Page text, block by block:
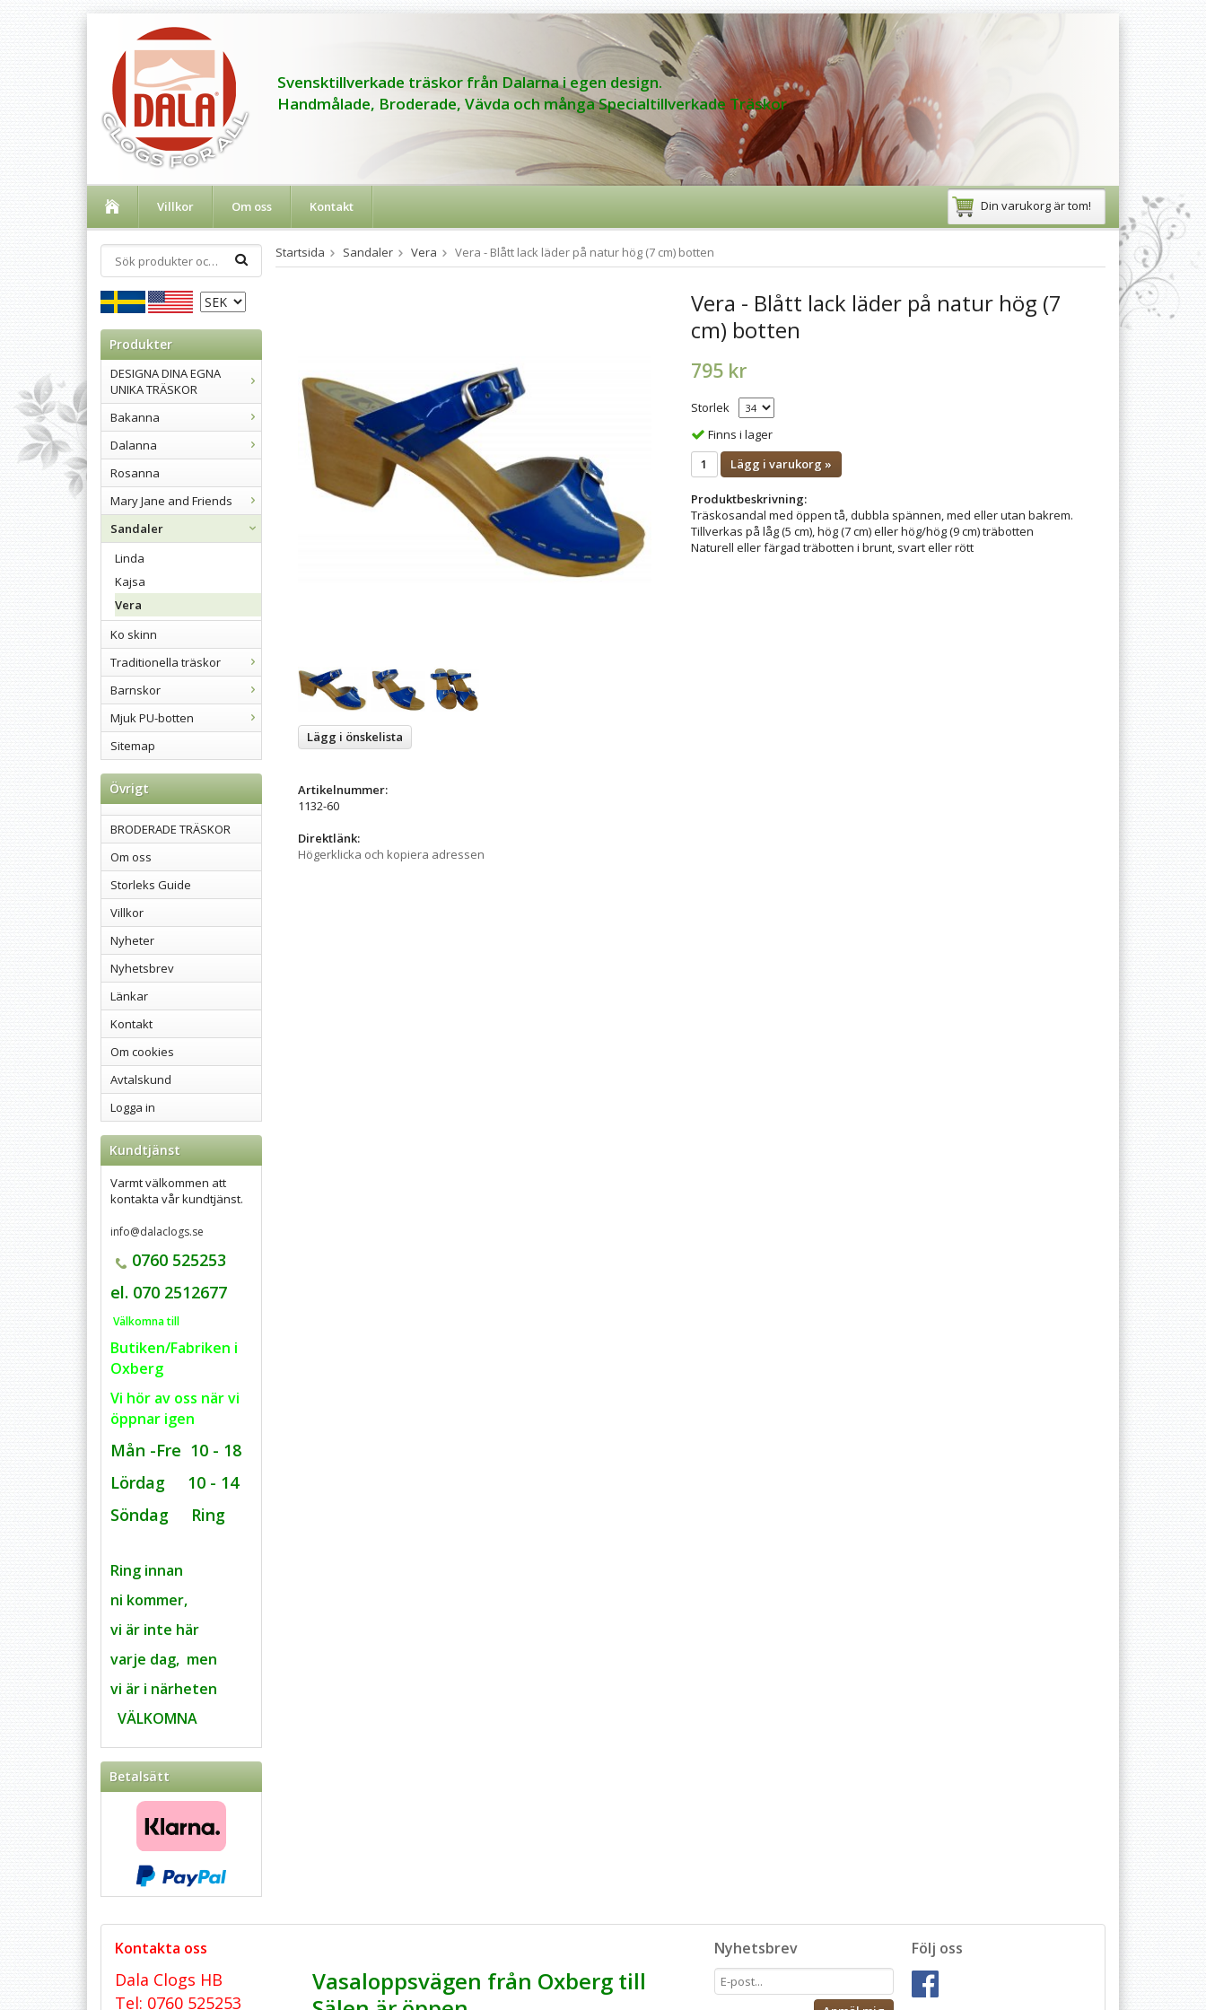
Svensktillverkade träskor från Dalarna i egen design.
Handmålade, Broderade, Vävda och många Specialtillverkade Träskor
Villkor Om oss Kontakt Din varukorg är tom!
Produkter
DESIGNA DINA EGNA
UNIKA TRÄSKOR
Bakanna
Dalanna
Rosanna
Mary Jane and Friends
Sandaler
Linda
Kajsa
Vera
Ko skinn
Traditionella träskor
Barnskor
Mjuk PU-botten
Sitemap
Övrigt
BRODERADE TRÄSKOR
Om oss
Storleks Guide
Villkor
Nyheter
Nyhetsbrev
Länkar
Kontakt
Om cookies
Avtalskund
Logga in
Kundtjänst
Varmt välkommen att
kontakta vår kundtjänst.
info@dalaclogs.se
0760 525253
el. 070 2512677
Välkomna till
Butiken/Fabriken i
Oxberg
Vi hör av oss när vi
öppnar igen
Mån -Fre 10 - 18
Lördag 10 - 14
Söndag Ring
Ring innan
ni kommer,
vi är inte här
varje dag, men
vi är i närheten
VÄLKOMNA
Betalsätt
Startsida Sandaler Vera Vera - Blått lack läder på natur hög (7 cm) botten
Vera - Blått lack läder på natur hög (7
cm) botten
795 kr
Storlek
Finns i lager
Lägg i varukorg »
Produktbeskrivning:
Träskosandal med öppen tå, dubbla spännen, med eller utan bakrem.
Tillverkas på låg (5 cm), hög (7 cm) eller hög/hög (9 cm) träbotten
Naturell eller färgad träbotten i brunt, svart eller rött
Lägg i önskelista
Artikelnummer:
1132-60
Direktlänk:
Högerklicka och kopiera adressen
Kontakta oss
Dala Clogs HB
Tel: 0760 525253
Följ oss
Nyhetsbrev
Vasaloppsvägen från Oxberg till